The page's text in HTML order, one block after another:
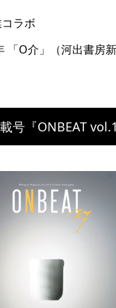
ラボ
「O介」（河出書房新
号『ONBEAT